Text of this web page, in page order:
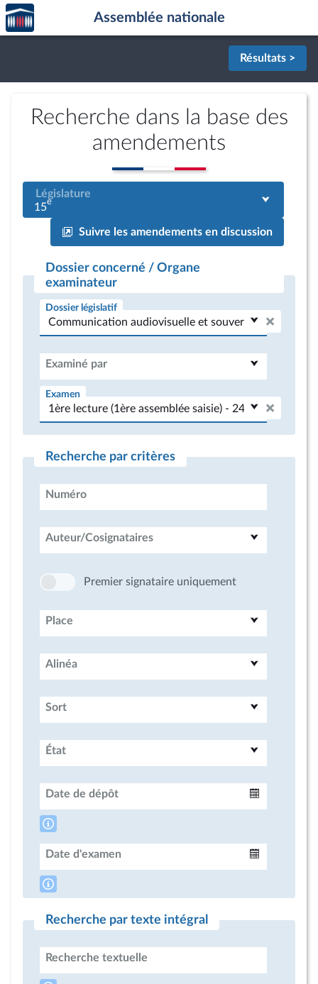
Aller au contenu
Aller en bas de la page
Accèder
à la
page
Assemblée nationale
Résultats >
Recherche dans la base des
amendements
Législature
15e
Suivre les amendements en discussion
Dossier concerné / Organe
examinateur
Dossier législatif
Examiné par
Examen
Recherche par critères
Numéro
Auteur/Cosignataires
Premier signataire uniquement
Place
Alinéa
Sort
État
Date de dépôt
Date d'examen
Recherche par texte intégral
Recherche textuelle